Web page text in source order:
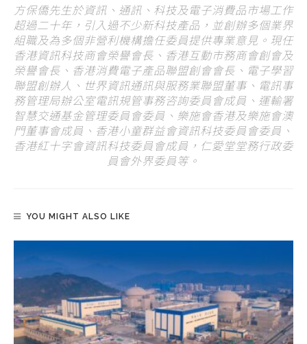
方保僑先生於資訊、通訊、科技及電子消費品市場工作
超過二十年，引入過不少新科技產品，並創辦多個業界
組職及為多個非營利機構擔任委員提供專業意見。現任
香港資訊科技商會榮譽會長、香港互動市務商會創會及
榮譽會長、香港消費電子產品聯盟創會會長、電子學習
聯盟創辦人、世界資訊通訊與服務業聯盟董事、電訊事
務管理局辦公室電訊規管事務咨詢委員會成員、運輸署
智慧交通基金管理委員會委員、樂施會香港及樂施會澳
門董事會成員、香港小童群益會資訊科技委員會委員、
香港紅十字會資訊科技委員會成員，仁愛堂堂務行政委
員會外界委員等。
YOU MIGHT ALSO LIKE